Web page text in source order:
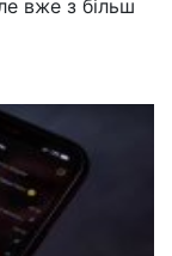
вже з більш